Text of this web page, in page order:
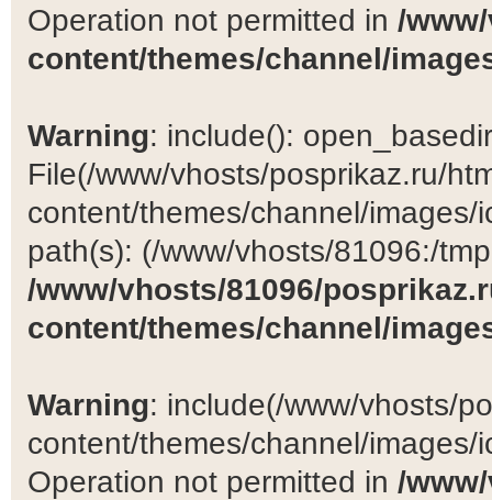
Operation not permitted in /
content/themes/channel/
Warning: include():
File(/www/vhosts/posprikaz.ru/
content/themes/channel/
path(s): (/www/vhosts/81096:/
/www/vhosts/81096/
content/themes/channel/
Warning: include(/www/vhosts/
content/themes/channel/
Operation not permitted in /